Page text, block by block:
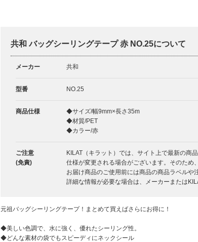
共和 バッグシーリングテープ 赤 NO.25について
メーカー 共和
型番 NO.25
商品仕様
◆サイズ/幅9mm×長さ35m
◆材質/PET
◆カラー/赤
ご注意
(免責)
KILAT（キラット）では、サイト上で最新の商
仕様が変更される場合がございます。そのため
お届け商品のご使用前には商品の商品ラベル
詳細な情報が必要な場合は、メーカーまたは
元祖バッグシーリングテープ！まとめて買えばさらにお得に！
◆美しい色調で、水に強く、優れたシーリング性。
◆どんな素材の袋でもスピーディにネックシール